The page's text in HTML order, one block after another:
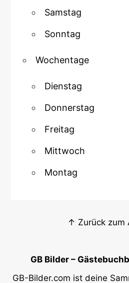
Samstag
Sonntag
Wochentage
Dienstag
Donnerstag
Freitag
Mittwoch
Montag
↑ Zurück zum
GB Bilder –
GB-Bilder.com ist deine